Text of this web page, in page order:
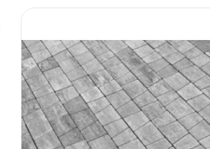
Ulubionych